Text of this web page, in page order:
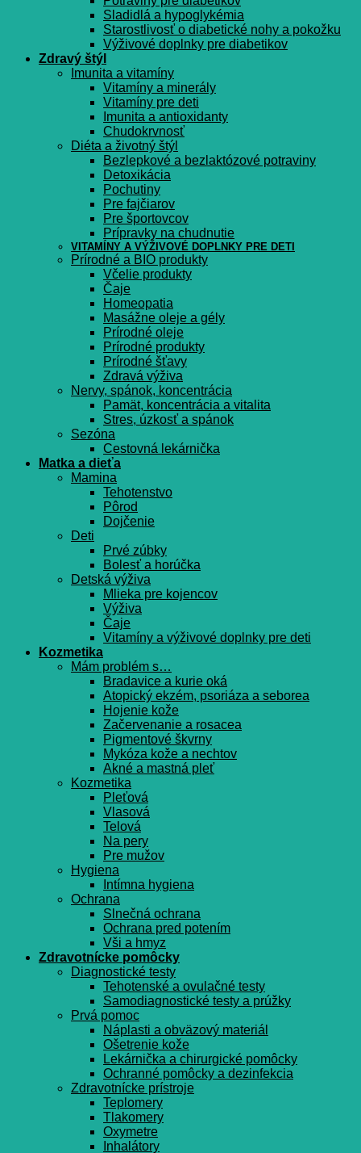
Sladidlá a hypoglykémia
Starostlivosť o diabetické nohy a pokožku
Výživové doplnky pre diabetikov
Zdravý štýl
Imunita a vitamíny
Vitamíny a minerály
Vitamíny pre deti
Imunita a antioxidanty
Chudokrvnosť
Diéta a životný štýl
Bezlepkové a bezlaktózové potraviny
Detoxikácia
Pochutiny
Pre fajčiarov
Pre športovcov
Prípravky na chudnutie
VITAMÍNY A VÝŽIVOVÉ DOPLNKY PRE DETI
Prírodné a BIO produkty
Včelie produkty
Čaje
Homeopatia
Masážne oleje a gély
Prírodné oleje
Prírodné produkty
Prírodné šťavy
Zdravá výživa
Nervy, spánok, koncentrácia
Pamät, koncentrácia a vitalita
Stres, úzkosť a spánok
Sezóna
Cestovná lekárnička
Matka a dieťa
Mamina
Tehotenstvo
Pôrod
Dojčenie
Deti
Prvé zúbky
Bolesť a horúčka
Detská výživa
Mlieka pre kojencov
Výživa
Čaje
Vitamíny a výživové doplnky pre deti
Kozmetika
Mám problém s…
Bradavice a kurie oká
Atopický ekzém, psoriáza a seborea
Hojenie kože
Začervenanie a rosacea
Pigmentové škvrny
Mykóza kože a nechtov
Akné a mastná pleť
Kozmetika
Pleťová
Vlasová
Telová
Na pery
Pre mužov
Hygiena
Intímna hygiena
Ochrana
Slnečná ochrana
Ochrana pred potením
Vši a hmyz
Zdravotnícke pomôcky
Diagnostické testy
Tehotenské a ovulačné testy
Samodiagnostické testy a prúžky
Prvá pomoc
Náplasti a obväzový materiál
Ošetrenie kože
Lekárnička a chirurgické pomôcky
Ochranné pomôcky a dezinfekcia
Zdravotnícke prístroje
Teplomery
Tlakomery
Oxymetre
Inhalátory